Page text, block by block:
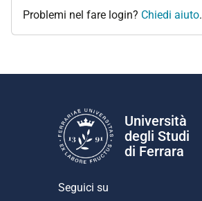
Problemi nel fare login? Chiedi aiuto.
Università
degli Studi
di Ferrara
Seguici su